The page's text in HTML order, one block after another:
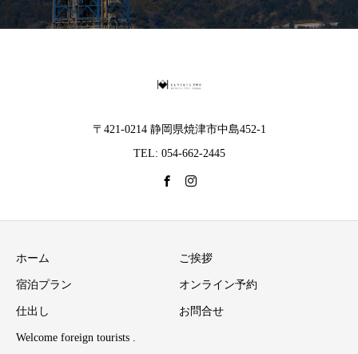
〒421-0214 静岡県焼津市中島452-1
TEL: 054-662-2445
ホーム ご挨拶
宿泊プラン オンライン予約
仕出し お問合せ
Welcome foreign tourists .